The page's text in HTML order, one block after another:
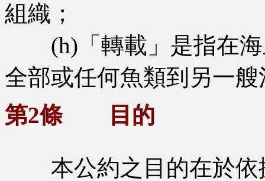
組織；
(h)「轉載」是指在海
全部或任何魚類到另一
第2條 目的
本公約之目的在於依